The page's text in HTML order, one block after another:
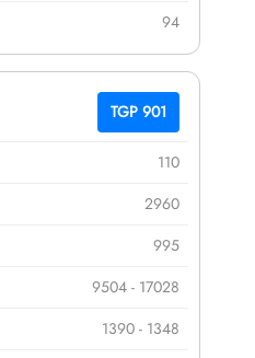
94
TGP 901
110
2960
995
9504 - 17028
1390 - 1348